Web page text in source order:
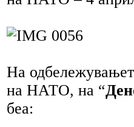
На
на НАТО, на “
беа: